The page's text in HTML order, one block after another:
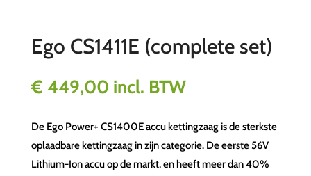
Ego CS1411E (complete set)
€ 449,00 incl. BTW
De Ego Power+ CS1400E accu kettingzaag is de sterkste
oplaadbare kettingzaag in zijn categorie. De eerste 56V
Lithium-Ion accu op de markt, en heeft meer dan 40%